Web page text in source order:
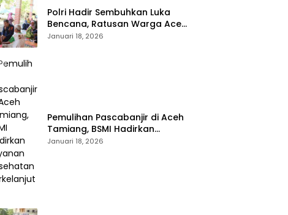
Polri Hadir Sembuhkan Luka
Bencana, Ratusan Warga Aceh
Tengah Terlayani Bakti
Januari 18, 2026
Pemulihan Pascabanjir di Aceh
Tamiang, BSMI Hadirkan
Layanan Kesehatan
Januari 18, 2026